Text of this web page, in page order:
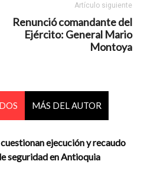
Artículo siguiente
Renunció comandante del
Ejército: General Mario
Montoya
MÁS DEL AUTOR
ejecución y recaudo
seguridad en Antioquia